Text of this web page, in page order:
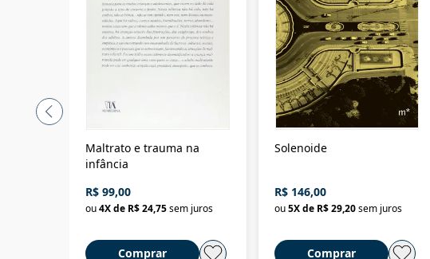
Maltrato e trauma na
infância
R$ 99,00
ou4X de R$ 24,75sem juros
Comprar
Solenoide
R$ 146,00
ou5X de R$ 29,20sem juros
Comprar